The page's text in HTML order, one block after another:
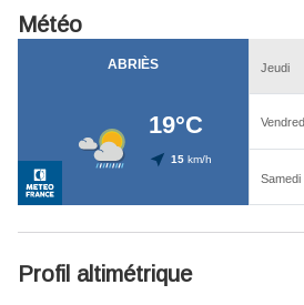
Météo
Profil altimétrique